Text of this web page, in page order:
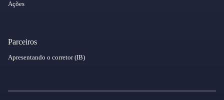
Ações
Parceiros
Apresentando o corretor (IB)